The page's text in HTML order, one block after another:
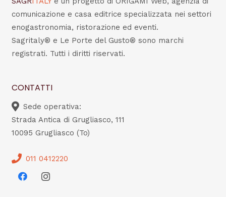
comunicazione e casa editrice specializzata nei settori
enogastronomia, ristorazione ed eventi.
Sagritaly® e Le Porte del Gusto® sono marchi
registrati. Tutti i diritti riservati.
CONTATTI
Sede operativa:
Strada Antica di Grugliasco, 111
10095 Grugliasco (To)
011 0412220